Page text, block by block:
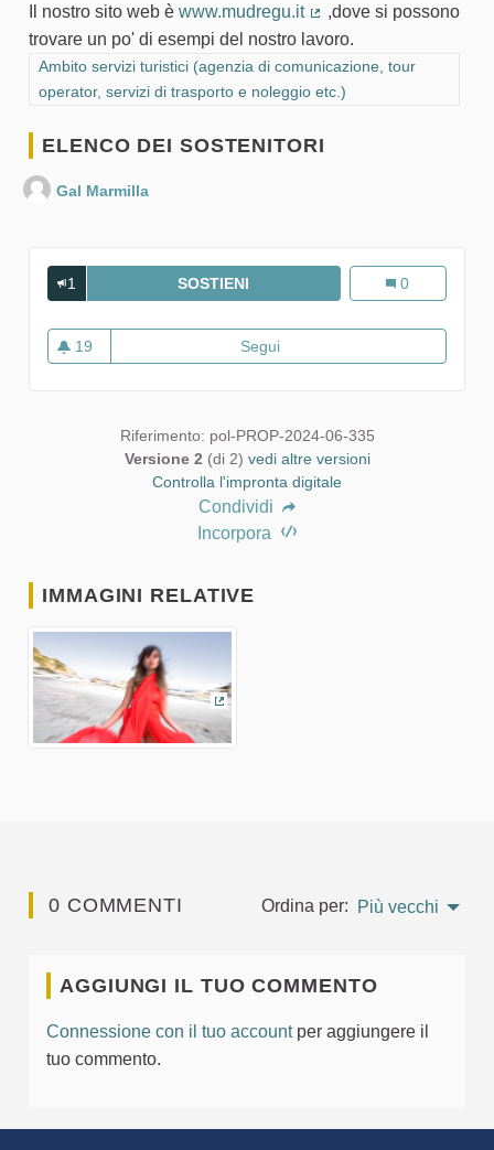
Il nostro sito web è www.mudregu.it
(Collegamento esterno)
,dove si possono
trovare un po' di esempi del nostro lavoro.
Filtra i risultati per categoria: Ambito servizi turistici (agenzia di
Ambito servizi turistici (agenzia di comunicazione, tour
operator, servizi di trasporto e noleggio etc.)
ELENCO DEI SOSTENITORI
Gal Marmilla
1 SOSTIENI MUDREGU COMUNICAZIONE
Mudregu
0
19
19 sostenitori
Segui
Riferimento: pol-PROP-2024-06-335
Versione 2 (di 2) vedi altre versioni
Controlla l'impronta digitale
Condividi
Incorpora
IMMAGINI RELATIVE
(Collegamento esterno)
0 COMMENTI Ordina per: Più vecchi
AGGIUNGI IL TUO COMMENTO
Connessione con il tuo accountper aggiungere il
tuo commento.